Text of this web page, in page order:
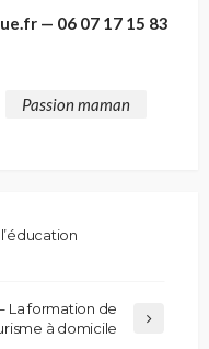
— 06 07 17 15 83
Passion maman
La formation de
à domicile